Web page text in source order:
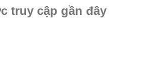
truy cập gần đây